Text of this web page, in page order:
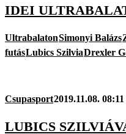
IDEI
UltrabalatonSimonyi Balázs
futásLubics SzilviaDrexler
Csupasport2019.11.08. 08:11
LUBICS